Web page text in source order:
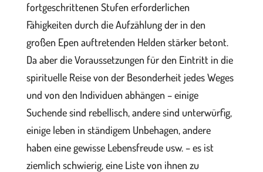
fortgeschrittenen Stufen erforderlichen
Fähigkeiten durch die Aufzählung der in den
großen Epen auftretenden Helden stärker betont.
Da aber die Voraussetzungen für den Eintritt in die
spirituelle Reise von der Besonderheit jedes Weges
und von den Individuen abhängen – einige
Suchende sind rebellisch, andere sind unterwürfig,
einige leben in ständigem Unbehagen, andere
haben eine gewisse Lebensfreude usw. – es ist
ziemlich schwierig, eine Liste von ihnen zu